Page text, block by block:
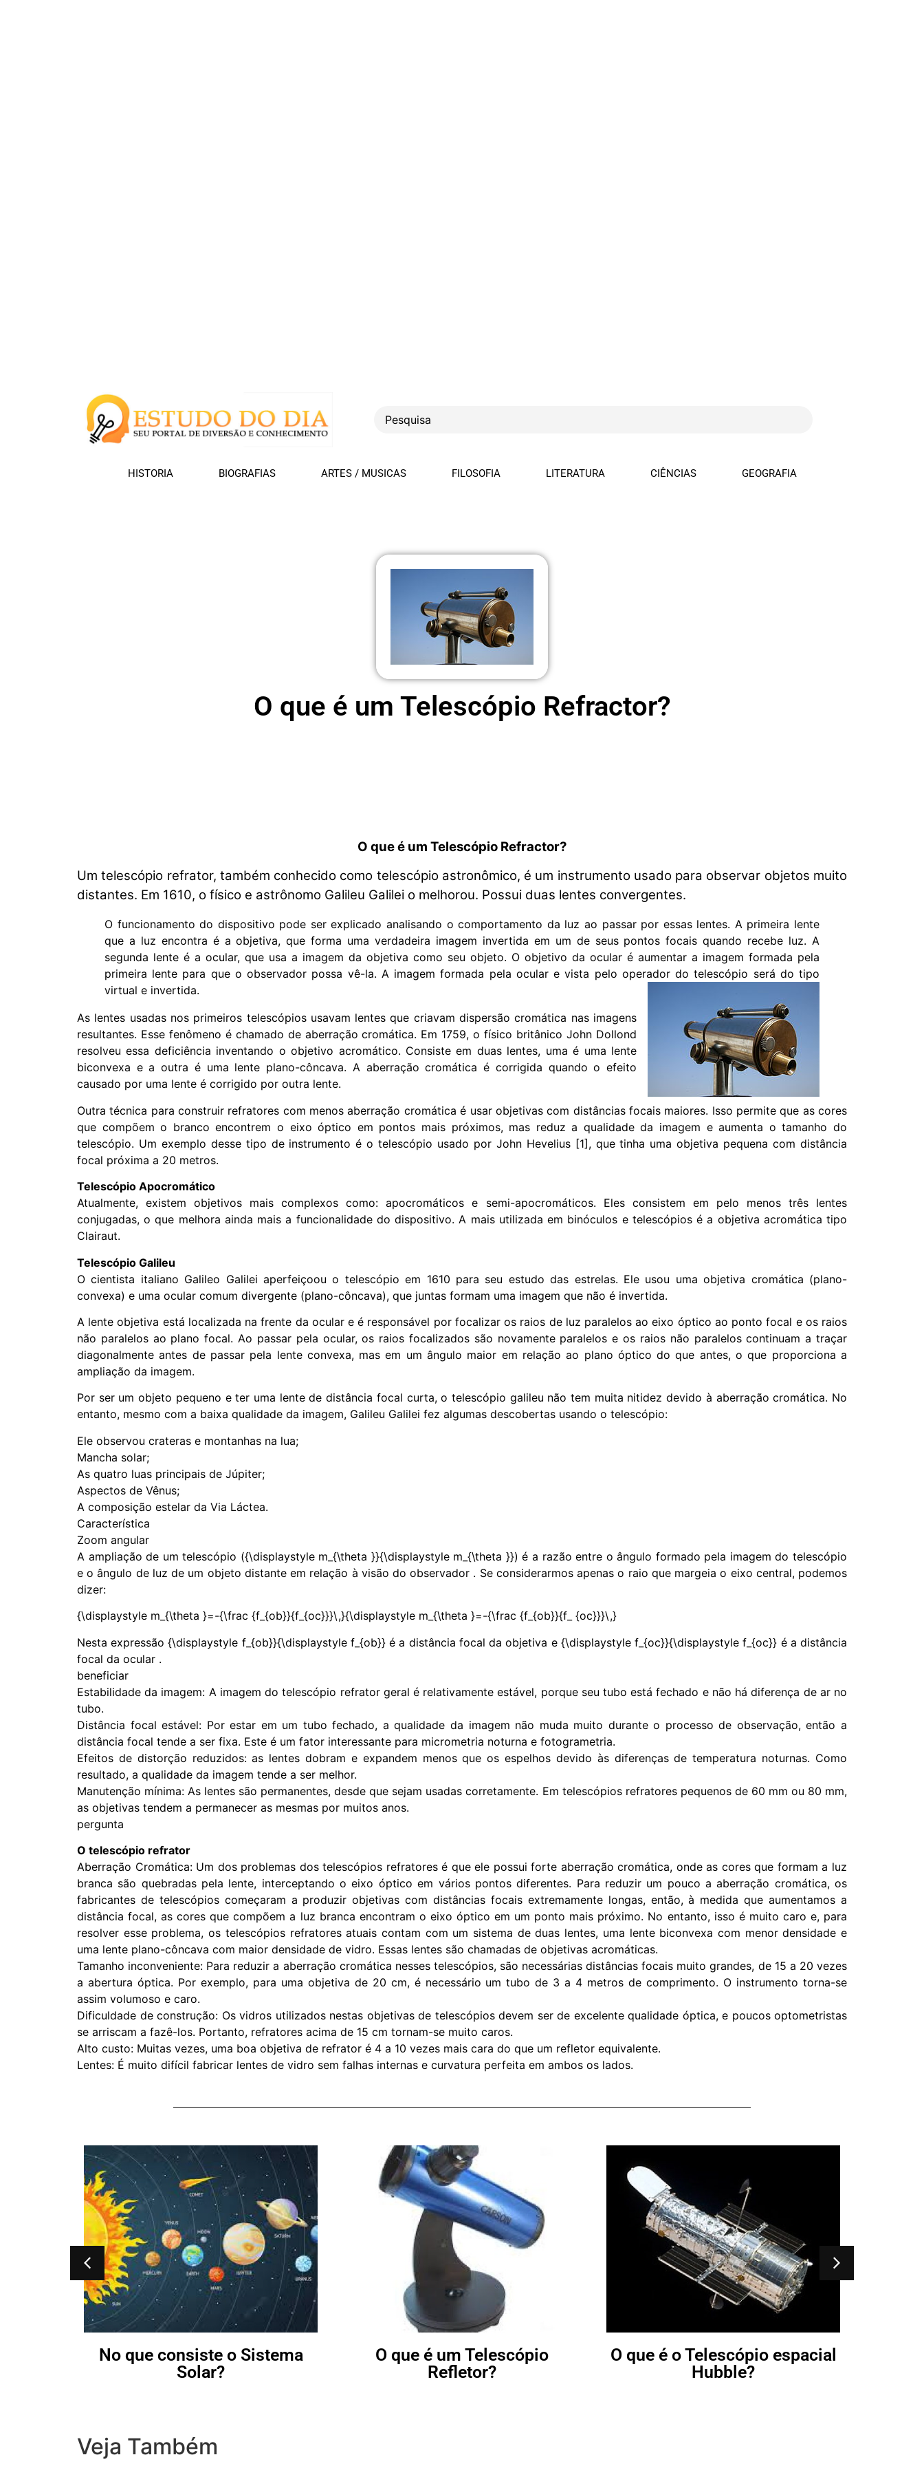
HISTORIA BIOGRAFIAS ARTES / MUSICAS FILOSOFIA LITERATURA CIÊNCIAS GEOGRAFIA
O que é um Telescópio Refractor?
O que é um Telescópio Refractor?
Um telescópio refrator, também conhecido como telescópio astronômico, é um instrumento usado para observar objetos muito
distantes. Em 1610, o físico e astrônomo Galileu Galilei o melhorou. Possui duas lentes convergentes.
O funcionamento do dispositivo pode ser explicado analisando o comportamento da luz ao passar por essas lentes. A primeira lente
que a luz encontra é a objetiva, que forma uma verdadeira imagem invertida em um de seus pontos focais quando recebe luz. A
segunda lente é a ocular, que usa a imagem da objetiva como seu objeto. O objetivo da ocular é aumentar a imagem formada pela
primeira lente para que o observador possa vê-la. A imagem formada pela ocular e vista pelo operador do telescópio será do tipo
virtual e invertida.
As lentes usadas nos primeiros telescópios usavam lentes que criavam dispersão cromática nas imagens
resultantes. Esse fenômeno é chamado de aberração cromática. Em 1759, o físico britânico John Dollond
resolveu essa deficiência inventando o objetivo acromático. Consiste em duas lentes, uma é uma lente
biconvexa e a outra é uma lente plano-côncava. A aberração cromática é corrigida quando o efeito
causado por uma lente é corrigido por outra lente.
Outra técnica para construir refratores com menos aberração cromática é usar objetivas com distâncias focais maiores. Isso permite que as cores
que compõem o branco encontrem o eixo óptico em pontos mais próximos, mas reduz a qualidade da imagem e aumenta o tamanho do
telescópio. Um exemplo desse tipo de instrumento é o telescópio usado por John Hevelius [1], que tinha uma objetiva pequena com distância
focal próxima a 20 metros.
Telescópio Apocromático
Atualmente, existem objetivos mais complexos como: apocromáticos e semi-apocromáticos. Eles consistem em pelo menos três lentes
conjugadas, o que melhora ainda mais a funcionalidade do dispositivo. A mais utilizada em binóculos e telescópios é a objetiva acromática tipo
Clairaut.
Telescópio Galileu
O cientista italiano Galileo Galilei aperfeiçoou o telescópio em 1610 para seu estudo das estrelas. Ele usou uma objetiva cromática (plano-
convexa) e uma ocular comum divergente (plano-côncava), que juntas formam uma imagem que não é invertida.
A lente objetiva está localizada na frente da ocular e é responsável por focalizar os raios de luz paralelos ao eixo óptico ao ponto focal e os raios
não paralelos ao plano focal. Ao passar pela ocular, os raios focalizados são novamente paralelos e os raios não paralelos continuam a traçar
diagonalmente antes de passar pela lente convexa, mas em um ângulo maior em relação ao plano óptico do que antes, o que proporciona a
ampliação da imagem.
Por ser um objeto pequeno e ter uma lente de distância focal curta, o telescópio galileu não tem muita nitidez devido à aberração cromática. No
entanto, mesmo com a baixa qualidade da imagem, Galileu Galilei fez algumas descobertas usando o telescópio:
Ele observou crateras e montanhas na lua;
Mancha solar;
As quatro luas principais de Júpiter;
Aspectos de Vênus;
A composição estelar da Via Láctea.
Característica
Zoom angular
A ampliação de um telescópio ({\displaystyle m_{\theta }}{\displaystyle m_{\theta }}) é a razão entre o ângulo formado pela imagem do telescópio
e o ângulo de luz de um objeto distante em relação à visão do observador . Se considerarmos apenas o raio que margeia o eixo central, podemos
dizer:
{\displaystyle m_{\theta }=-{\frac {f_{ob}}{f_{oc}}}\,}{\displaystyle m_{\theta }=-{\frac {f_{ob}}{f_ {oc}}}\,}
Nesta expressão {\displaystyle f_{ob}}{\displaystyle f_{ob}} é a distância focal da objetiva e {\displaystyle f_{oc}}{\displaystyle f_{oc}} é a distância
focal da ocular .
beneficiar
Estabilidade da imagem: A imagem do telescópio refrator geral é relativamente estável, porque seu tubo está fechado e não há diferença de ar no
tubo.
Distância focal estável: Por estar em um tubo fechado, a qualidade da imagem não muda muito durante o processo de observação, então a
distância focal tende a ser fixa. Este é um fator interessante para micrometria noturna e fotogrametria.
Efeitos de distorção reduzidos: as lentes dobram e expandem menos que os espelhos devido às diferenças de temperatura noturnas. Como
resultado, a qualidade da imagem tende a ser melhor.​​​
Manutenção mínima: As lentes são permanentes, desde que sejam usadas corretamente. Em telescópios refratores pequenos de 60 mm ou 80 mm,
as objetivas tendem a permanecer as mesmas por muitos anos.
pergunta
O telescópio refrator
Aberração Cromática: Um dos problemas dos telescópios refratores é que ele possui forte aberração cromática, onde as cores que formam a luz
branca são quebradas pela lente, interceptando o eixo óptico em vários pontos diferentes. Para reduzir um pouco a aberração cromática, os
fabricantes de telescópios começaram a produzir objetivas com distâncias focais extremamente longas, então, à medida que aumentamos a
distância focal, as cores que compõem a luz branca encontram o eixo óptico em um ponto mais próximo. No entanto, isso é muito caro e, para
resolver esse problema, os telescópios refratores atuais contam com um sistema de duas lentes, uma lente biconvexa com menor densidade e
uma lente plano-côncava com maior densidade de vidro. Essas lentes são chamadas de objetivas acromáticas.
Tamanho inconveniente: Para reduzir a aberração cromática nesses telescópios, são necessárias distâncias focais muito grandes, de 15 a 20 vezes
a abertura óptica. Por exemplo, para uma objetiva de 20 cm, é necessário um tubo de 3 a 4 metros de comprimento. O instrumento torna-se
assim volumoso e caro.
Dificuldade de construção: Os vidros utilizados nestas objetivas de telescópios devem ser de excelente qualidade óptica, e poucos optometristas
se arriscam a fazê-los. Portanto, refratores acima de 15 cm tornam-se muito caros.
Alto custo: Muitas vezes, uma boa objetiva de refrator é 4 a 10 vezes mais cara do que um refletor equivalente.
Lentes: É muito difícil fabricar lentes de vidro sem falhas internas e curvatura perfeita em ambos os lados.
No que consiste o Sistema
Solar?
O que é um Telescópio
Refletor?
O que é o Telescópio espacial
Hubble?
Veja Também